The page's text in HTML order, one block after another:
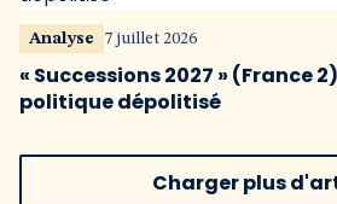
Analyse 7 juillet 2026
« Successions 2027 » (France
politique dépolitisé
Charger plus